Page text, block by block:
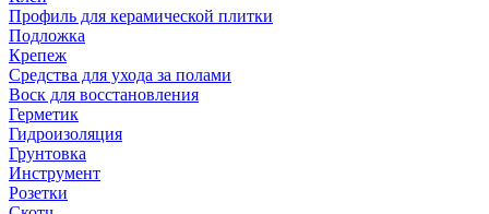
Профиль для керамической плитки
Подложка
Крепеж
Средства для ухода за полами
Воск для восстановления
Герметик
Гидроизоляция
Грунтовка
Инструмент
Розетки